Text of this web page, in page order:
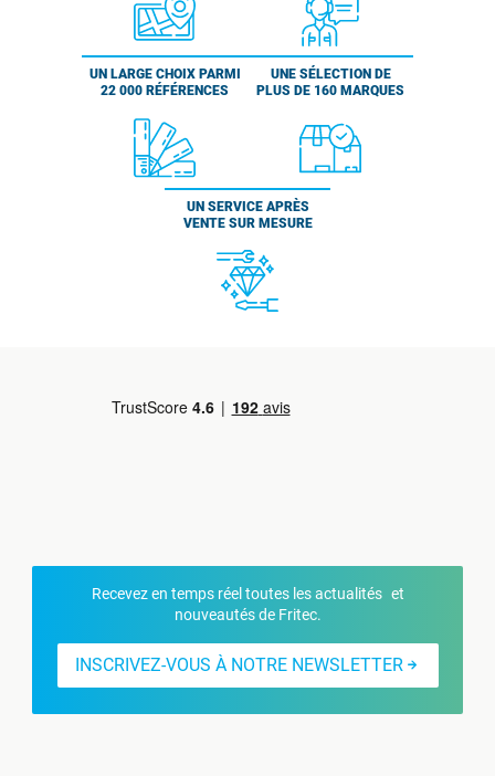
UN LARGE CHOIX PARMI
22 000 RÉFÉRENCES
UNE SÉLECTION DE
PLUS DE 160 MARQUES
UN SERVICE APRÈS
VENTE SUR MESURE
Recevez en temps réel toutes les actualités et
nouveautés de Fritec.
INSCRIVEZ-VOUS À NOTRE NEWSLETTER